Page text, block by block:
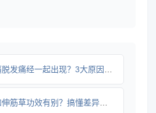
痛经一起出现？3大原因及科学应对方法
草功效有别？搞懂差异避免用错伤身